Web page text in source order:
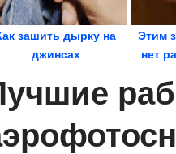
зашить дырку на
джинсах
Этим
нет